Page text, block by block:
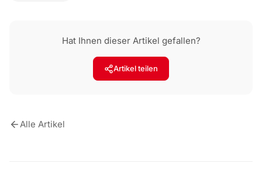
Hat Ihnen dieser Artikel gefallen?
Artikel teilen
Alle Artikel